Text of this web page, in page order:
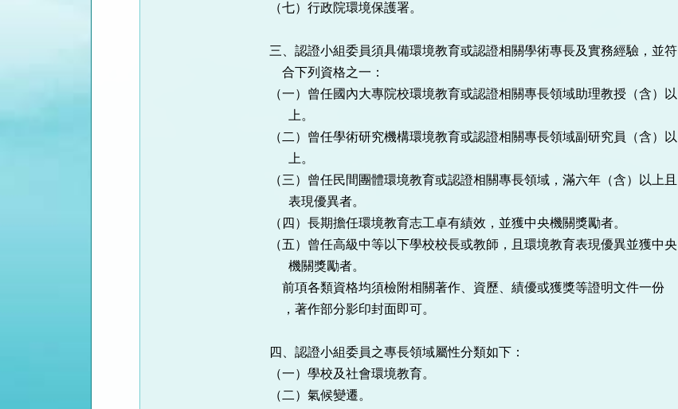
（七）行政院環境保護署。
三、認證小組委員須具備環境教育或認證相關學術專長及實務經驗，並符
    合下列資格之一：
（一）曾任國內大專院校環境教育或認證相關專長領域助理教授（含）以
（二）曾任學術研究機構環境教育或認證相關專長領域副研究員（含）以
（三）曾任民間團體環境教育或認證相關專長領域，滿六年（含）以上且
      表現優異者。
（四）長期擔任環境教育志工卓有績效，並獲中央機關獎勵者。
（五）曾任高級中等以下學校校長或教師，且環境教育表現優異並獲中央
      機關獎勵者。
    前項各類資格均須檢附相關著作、資歷、績優或獲獎等證明文件一份
四、認證小組委員之專長領域屬性分類如下：
（一）學校及社會環境教育。
（二）氣候變遷。